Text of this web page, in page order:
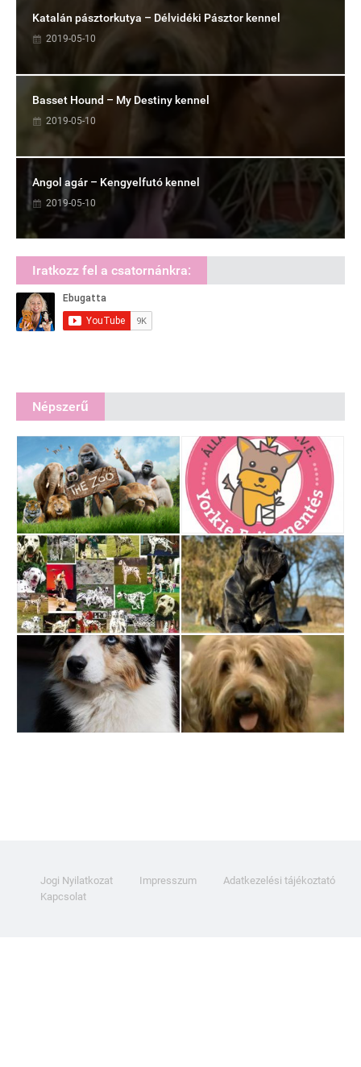
Katalán pásztorkutya – Délvidéki Pásztor kennel
2019-05-10
Basset Hound – My Destiny kennel
2019-05-10
Angol agár – Kengyelfutó kennel
2019-05-10
Iratkozz fel a csatornánkra:
Népszerű
Jogi Nyilatkozat Impresszum
Adatkezelési tájékoztató
Kapcsolat